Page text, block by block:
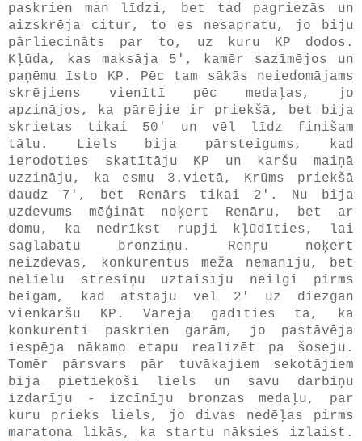
paskrien man līdzi, bet tad pagriezās un
aizskrēja citur, to es nesapratu, jo biju
pārliecināts par to, uz kuru KP dodos.
Kļūda, kas maksāja 5', kamēr sazīmējos un
paņēmu īsto KP. Pēc tam sākās neiedomājams
skrējiens vienītī pēc medaļas, jo
apzinājos, ka pārējie ir priekšā, bet bija
skrietas tikai 50' un vēl līdz finišam
tālu. Liels bija pārsteigums, kad
ierodoties skatītāju KP un karšu maiņā
uzzināju, ka esmu 3.vietā, Krūms priekšā
daudz 7', bet Renārs tikai 2'. Nu bija
uzdevums mēģināt noķert Renāru, bet ar
domu, ka nedrīkst rupji kļūdīties, lai
saglabātu bronziņu. Renŗu noķert
neizdevās, konkurentus mežā nemanīju, bet
nelielu stresiņu uztaisīju neilgi pirms
beigām, kad atstāju vēl 2' uz diezgan
vienkāršu KP. Varēja gadīties tā, ka
konkurenti paskrien garām, jo pastāvēja
iespēja nākamo etapu realizēt pa šoseju.
Tomēr pārsvars pār tuvākajiem sekotājiem
bija pietiekoši liels un savu darbiņu
izdarīju - izcīnīju bronzas medaļu, par
kuru prieks liels, jo divas nedēļas pirms
maratona likās, ka startu nāksies izlaist.